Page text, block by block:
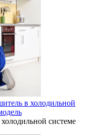
в холодильной
системе